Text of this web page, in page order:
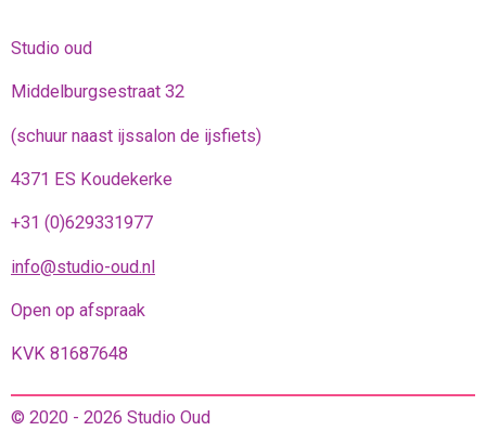
Studio oud
Middelburgsestraat 32
(schuur naast ijssalon de ijsfiets)
4371 ES Koudekerke
+31 (0)629331977
info@studio-oud.nl
Open op afspraak
KVK 81687648
© 2020 - 2026 Studio Oud